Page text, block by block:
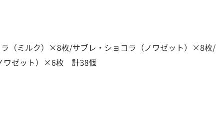
（ミルク）×8枚/サブレ・ショコラ（ノワゼット）×8枚/
ワゼット）×6枚 計38個